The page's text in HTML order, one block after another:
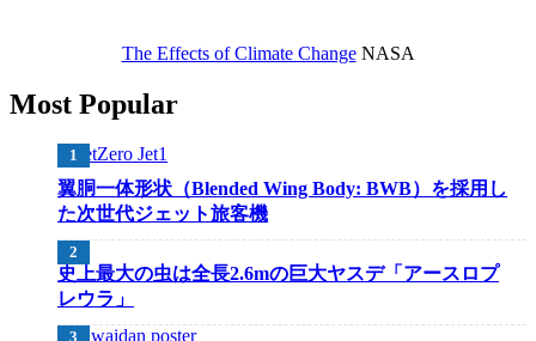
The Effects of Climate ChangeNASA
Most Popular
翼胴一体形状（Blended Wing Body: BWB）を採用し
た次世代ジェット旅客機
史上最大の虫は全長2.6mの巨大ヤスデ「アースロプ
レウラ」